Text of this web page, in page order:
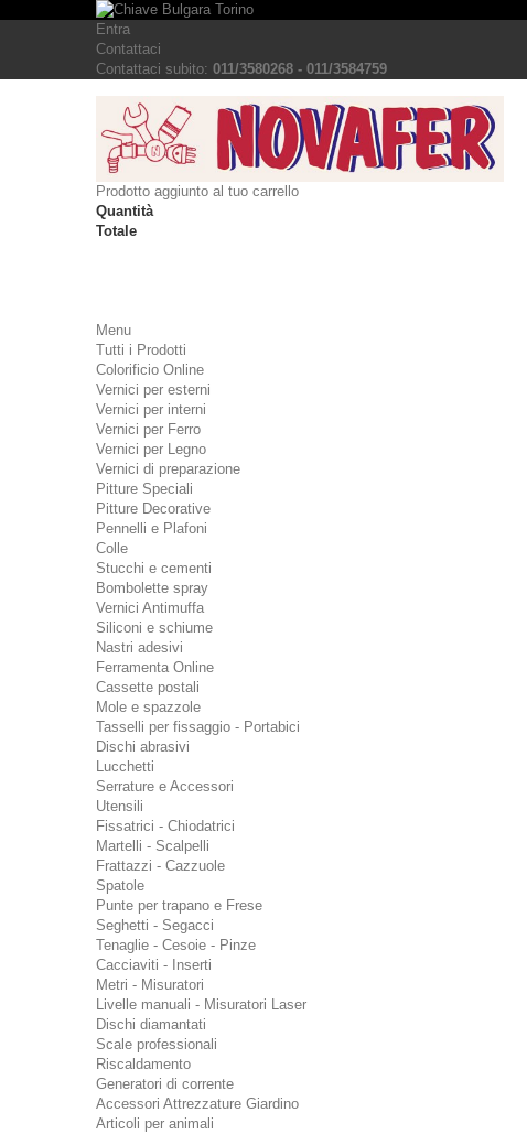
Entra
Contattaci
Contattaci subito: 011/3580268 - 011/3584759
Prodotto aggiunto al tuo carrello
Quantità
Totale
Menu
Tutti i Prodotti
Colorificio Online
Vernici per esterni
Vernici per interni
Vernici per Ferro
Vernici per Legno
Vernici di preparazione
Pitture Speciali
Pitture Decorative
Pennelli e Plafoni
Colle
Stucchi e cementi
Bombolette spray
Vernici Antimuffa
Siliconi e schiume
Nastri adesivi
Ferramenta Online
Cassette postali
Mole e spazzole
Tasselli per fissaggio - Portabici
Dischi abrasivi
Lucchetti
Serrature e Accessori
Utensili
Fissatrici - Chiodatrici
Martelli - Scalpelli
Frattazzi - Cazzuole
Spatole
Punte per trapano e Frese
Seghetti - Segacci
Tenaglie - Cesoie - Pinze
Cacciaviti - Inserti
Metri - Misuratori
Livelle manuali - Misuratori Laser
Dischi diamantati
Scale professionali
Riscaldamento
Generatori di corrente
Accessori Attrezzature Giardino
Articoli per animali